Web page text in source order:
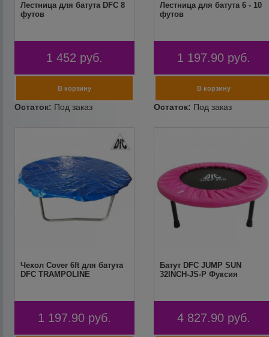
Лестница для батута DFC 8
футов
1 452 руб.
Лестница для батута 6 - 10
футов
1 197.90 руб.
Чехол Cover 6ft для батута
DFC TRAMPOLINE
1 197.90 руб.
Батут DFC JUMP SUN
32INCH-JS-P Фуксия
4 827.90 руб.